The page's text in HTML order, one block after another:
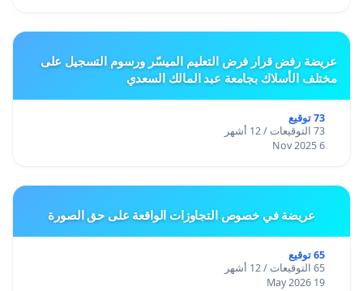
عريضة رفض قرار فرض التعليم الميسّر ورسوم التسجيل على
مختلف الأسلاك بجامعة عبد المالك السعدي
73 توقيع
73 التوقيعات / 12 أشهر
6 Nov 2025
عريضة في خصوص التجاوزات الواقعة على حق الصورة
65 توقيع
65 التوقيعات / 12 أشهر
19 May 2026